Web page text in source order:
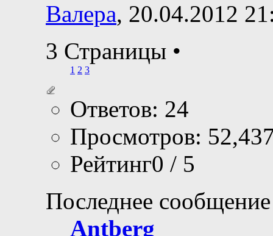
Валера, 20.04.2012
3 Страницы •
1 2 3
Ответов: 24
Просмотров:
Рейтинг0 / 5
Последнее
Antberg